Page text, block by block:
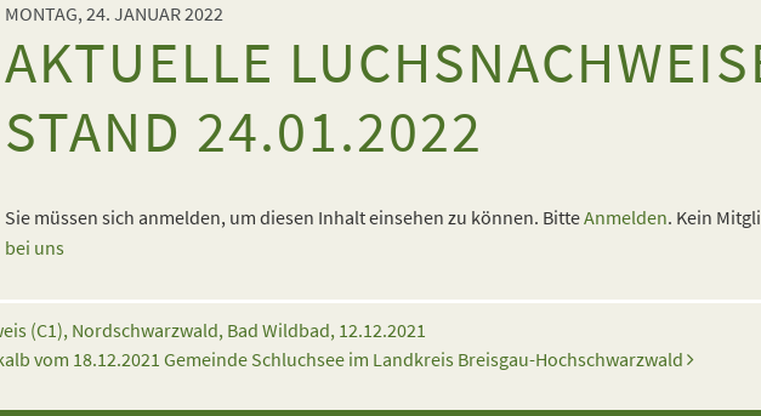
MONTAG, 24. JANUAR 2022
AKTUELLE
STAND 24.01.2022
Sie müssen sich anmelden, um diesen Inhalt einsehen zu können. BitteAnmelden. Kein
bei uns
(C1), Nordschwarzwald, Bad Wildbad, 12.12.2021
vom 18.12.2021 Gemeinde Schluchsee im Landkreis Breisgau-Hochschwarzwald